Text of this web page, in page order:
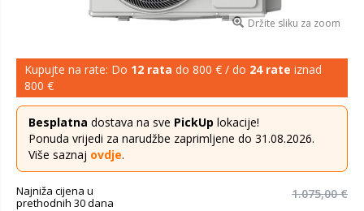
Držite sliku za zoom
Kupujte na rate: Do 12 rata do 800 € / do 24 rate iznad
800 €
Besplatna dostava na sve PickUp lokacije!
Ponuda vrijedi za narudžbe zaprimljene do 31.08.2026.
Više saznaj ovdje.
Najniža cijena u
prethodnih 30 dana
1.075,00 €